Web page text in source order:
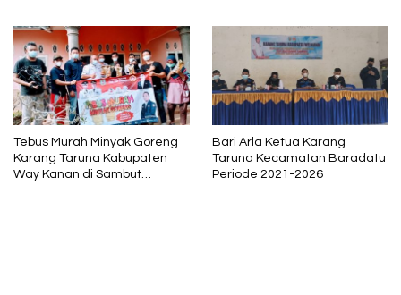
Tebus Murah Minyak Goreng
Karang Taruna Kabupaten
Way Kanan di Sambut
Bari Arla Ketua Karang
Taruna Kecamatan Baradatu
Periode 2021-2026